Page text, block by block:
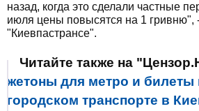
назад, когда это сделали частные
июля цены повысятся на 1 гривню",
"Киевпастрансе".
Читайте также на
жетоны для метро и билеты
городском транспорте в